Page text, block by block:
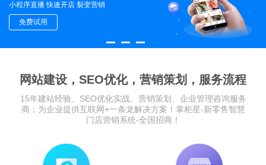
小程序直播 快速开店 裂变营销
免费试用
网站建设，SEO优化，营销策划，服务流程
15年建站经验、SEO优化实战、营销策划、企业管理咨询服务
商；为企业提供互联网+一条龙解决方案！掌柜星-新零售智慧
门店营销系统-全国招商！